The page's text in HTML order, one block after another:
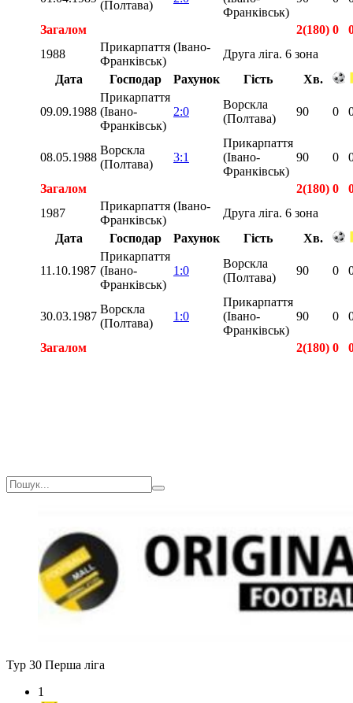
(Полтава)
Франківськ)
Загалом 2(180) 0
1988
Прикарпаття (Івано-
Франківськ)
Друга ліга. 6 зона
Дата
Господар Рахунок Гість Хв.
09.09.1988
Прикарпаття
(Івано-
Франківськ)
2:0
Ворскла
(Полтава)
90 0
08.05.1988
Ворскла
(Полтава)
3:1
Прикарпаття
(Івано-
Франківськ)
90 0
Загалом 2(180) 0
1987
Прикарпаття (Івано-
Франківськ)
Друга ліга. 6 зона
Дата
Господар Рахунок Гість Хв.
11.10.1987
Прикарпаття
(Івано-
Франківськ)
1:0
Ворскла
(Полтава)
90 0
30.03.1987
Ворскла
(Полтава)
1:0
Прикарпаття
(Івано-
Франківськ)
90 0
Загалом 2(180) 0
Тур 30 Перша ліга
1